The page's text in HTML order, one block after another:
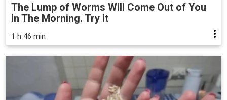
The Lump of Worms Will Come Out of You
in The Morning. Try it
1 h 46 min